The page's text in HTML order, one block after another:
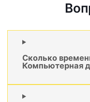
Сколько
Компьютерная